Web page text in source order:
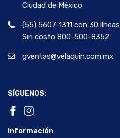
Ciudad de México
(55) 5607-1311 con 30 líneas
Sin costo 800-500-8352
gventas@velaquin.com.mx
SÍGUENOS:
Información